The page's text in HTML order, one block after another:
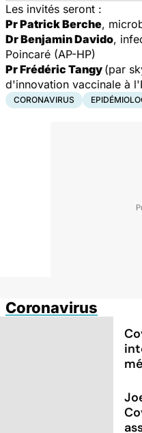
Les invités seront :
Pr Patrick Berche,
Dr Benjamin Davido,
Poincaré (AP-HP)
Pr Frédéric Tangy (par
d'innovation vaccinale à
CORONAVIRUS
Coronavirus